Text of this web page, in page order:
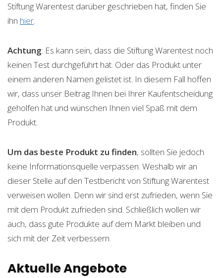
Stiftung Warentest darüber geschrieben hat, finden Sie
ihn hier.
Achtung: Es kann sein, dass die Stiftung Warentest noch
keinen Test durchgeführt hat. Oder das Produkt unter
einem anderen Namen gelistet ist. In diesem Fall hoffen
wir, dass unser Beitrag Ihnen bei Ihrer Kaufentscheidung
geholfen hat und wünschen Ihnen viel Spaß mit dem
Produkt.
Um das beste Produkt zu finden, sollten Sie jedoch
keine Informationsquelle verpassen. Weshalb wir an
dieser Stelle auf den Testbericht von Stiftung Warentest
verweisen wollen. Denn wir sind erst zufrieden, wenn Sie
mit dem Produkt zufrieden sind. Schließlich wollen wir
auch, dass gute Produkte auf dem Markt bleiben und
sich mit der Zeit verbessern.
Aktuelle Angebote